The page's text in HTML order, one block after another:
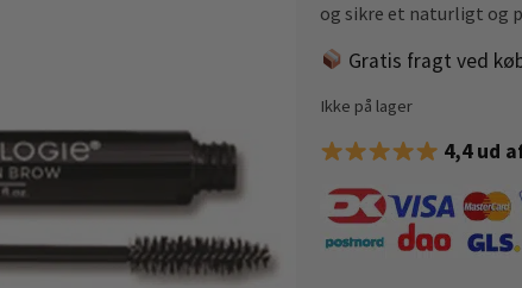
og sikre et naturligt og
Gratis fragt ved
Ikke på lager
4,4 ud